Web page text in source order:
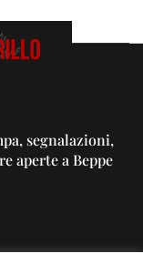
segnalazioni,
aperte a Beppe